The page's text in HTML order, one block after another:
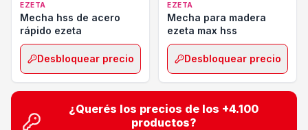
EZETA
Mecha hss de acero
rápido ezeta
Desbloquear precio
EZETA
Mecha para madera
ezeta max hss
Desbloquear precio
¿Querés los precios de los +4.100
productos?